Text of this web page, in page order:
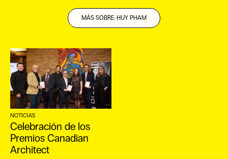
MÁS SOBRE: HUY PHAM
NOTICIAS
Celebración de los
Premios Canadian
Architect